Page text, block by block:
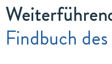
Findbuch